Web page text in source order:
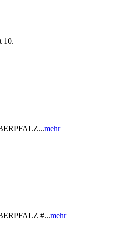
10.
mehr
#...mehr